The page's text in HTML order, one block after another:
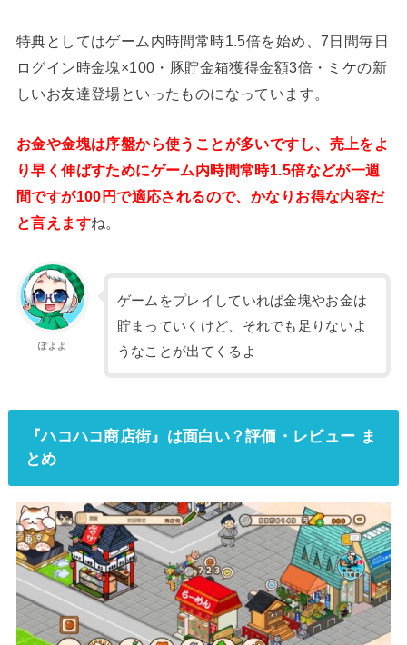
特典としてはゲーム内時間常時1.5倍を始め、7日間毎日
ログイン時金塊×100・豚貯金箱獲得金額3倍・ミケの新
しいお友達登場といったものになっています。
お金や金塊は序盤から使うことが多いですし、売上をよ
り早く伸ばすためにゲーム内時間常時1.5倍などが一週
間ですが100円で適応されるので、かなりお得な内容だ
と言えますね。
ぽよよ
ゲームをプレイしていれば金塊やお金は
貯まっていくけど、それでも足りないよ
うなことが出てくるよ
『ハコハコ商店街』は面白い？評価・レビュー ま
とめ